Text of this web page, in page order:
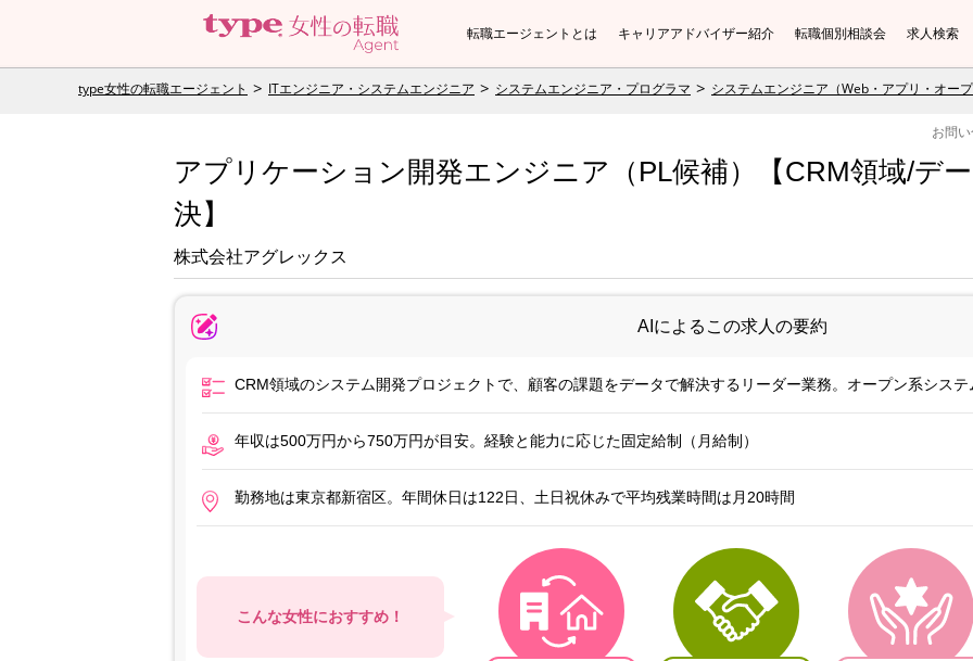
転職エージェントとは キャリアアドバイザー紹介 転職個別相談会 求人検索
type女性の転職エージェント ITエンジニア・システムエンジニア システムエンジニア・プログラマ システムエンジニア（Web・アプリ・オー
お問
アプリケーション開発エンジニア（PL候補）【CRM領域/デ
決】
株式会社アグレックス
AIによるこの求人の要約
CRM領域のシステム開発プロジェクトで、顧客の課題をデータで解決するリーダー業務。オープン系シス
年収は500万円から750万円が目安。経験と能力に応じた固定給制（月給制）
勤務地は東京都新宿区。年間休日は122日、土日祝休みで平均残業時間は月20時間
こんな女性におすすめ！